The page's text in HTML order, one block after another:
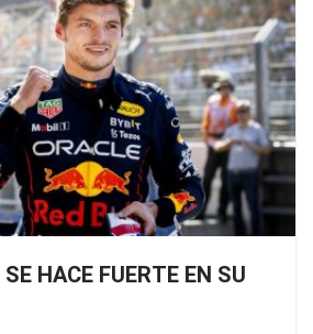
HACE FUERTE EN SU